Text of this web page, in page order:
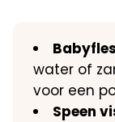
water of
voor een
Speen